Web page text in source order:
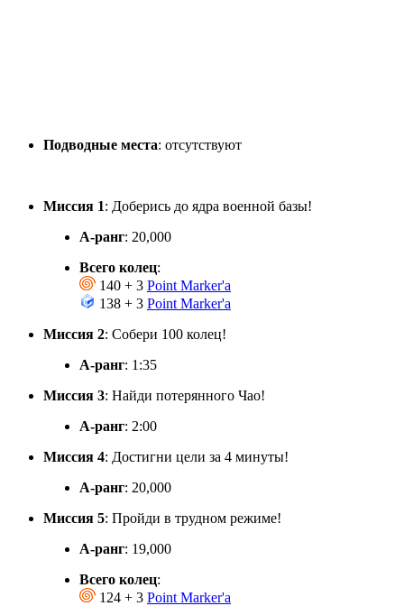
Подводные места: отсутствуют
Миссия 1: Доберись до ядра военной базы!
А-ранг: 20,000
Всего колец:
140 + 3 Point Marker'а
138 + 3 Point Marker'а
Миссия 2: Собери 100 колец!
А-ранг: 1:35
Миссия 3: Найди потерянного Чао!
А-ранг: 2:00
Миссия 4: Достигни цели за 4 минуты!
А-ранг: 20,000
Миссия 5: Пройди в трудном режиме!
А-ранг: 19,000
Всего колец:
124 + 3 Point Marker'а